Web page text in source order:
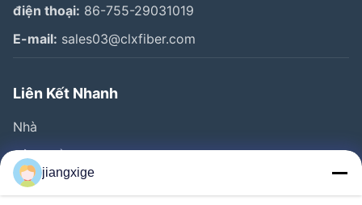
điện thoại: 86-755-29031019
E-mail: sales03@clxfiber.com
Liên Kết Nhanh
Nhà
Sản Phẩm
Về Chúng Tôi
jiangxige